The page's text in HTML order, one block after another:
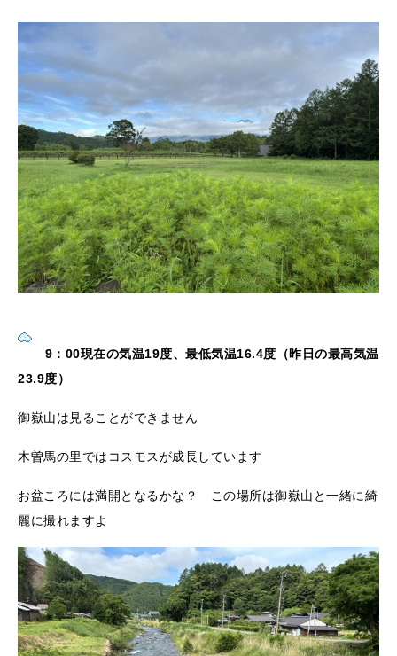
9：00現在の気温19度、最低気温16.4度（昨日の最高気温
23.9度）
御嶽山は見ることができません
木曽馬の里ではコスモスが成長しています
お盆ころには満開となるかな？ この場所は御嶽山と一緒に綺
麗に撮れますよ